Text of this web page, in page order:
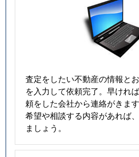
査定をしたい不動産の情報と
を入力して依頼完了。早けれ
頼をした会社から連絡がきます
希望や相談する内容があれば
ましょう。